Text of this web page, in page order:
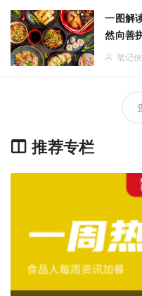
一图解
然向善
笔记侠
推荐专栏